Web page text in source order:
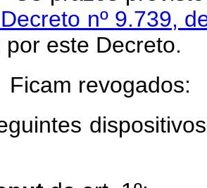
nº 9.739,
por este Decreto.
revogados: